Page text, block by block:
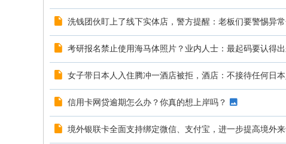
洗钱团伙盯上了线下实体店，警方提醒：老板们要警惕异常
考研报名禁止使用海马体照片？业内人士：最起码要认得
女子带日本人入住腾冲一酒店被拒，酒店：不接待任何日本
信用卡网贷逾期怎么办？你真的想上岸吗？
境外银联卡全面支持绑定微信、支付宝，进一步提高境外来